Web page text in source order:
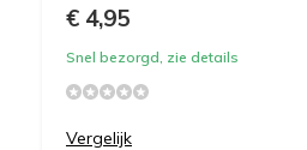
€ 4,95
Snel bezorgd, zie details
Vergelijk